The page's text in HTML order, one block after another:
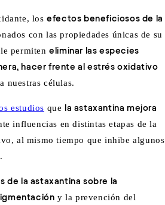
losefectos beneficiosos de la
con las propiedades únicas de su
le permiteneliminar las especies
hacer frente al estrés oxidativo
nuestras células.
estudios que
la astaxantina mejora
influencias en distintas etapas de la
al mismo tiempo que inhibe algunos
de la astaxantina sobre la
y la prevención del